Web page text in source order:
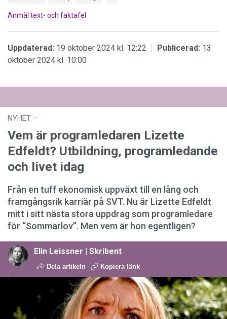
Anmäl text- och faktafel
Uppdaterad: 19 oktober 2024 kl. 12:22 Publicerad: 13
oktober 2024 kl. 10:00
NYHET –
Vem är programledaren Lizette
Edfeldt? Utbildning, programledande
och livet idag
Från en tuff ekonomisk uppväxt till en lång och
framgångsrik karriär på SVT. Nu är Lizette Edfeldt
mitt i sitt nästa stora uppdrag som programledare
för “Sommarlov”. Men vem är hon egentligen?
Elin Leissner | Skribent
Dela artikeln Kopiera länk